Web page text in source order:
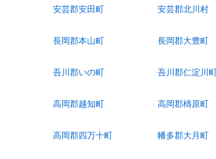
安芸郡安田町 安芸郡北川村
長岡郡本山町 長岡郡大豊町
吾川郡いの町 吾川郡仁淀川
高岡郡越知町 高岡郡檮原町
高岡郡四万十町 幡多郡大月町